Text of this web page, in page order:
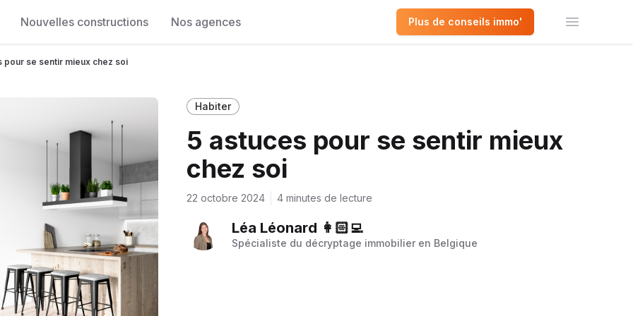
Nouvelles constructions Nos agences Plus de conseils immo'
Ouvrir le
pour se sentir mieux chez soi
Habiter
5 astuces pour se sentir mieux
chez soi
22 octobre 2024 4 minutes de lecture
Léa Léonard 👩🏻‍💻
Spécialiste du décryptage immobilier en Belgique